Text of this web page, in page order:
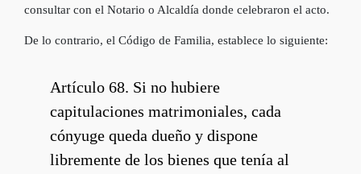
consultar con el Notario o Alcaldía donde celebraron el acto.
De lo contrario, el Código de Familia, establece lo siguiente:
Artículo 68. Si no hubiere
capitulaciones matrimoniales, cada
cónyuge queda dueño y dispone
libremente de los bienes que tenía al